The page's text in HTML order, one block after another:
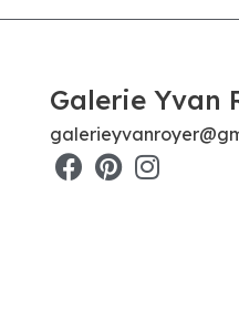
Galerie Yvan